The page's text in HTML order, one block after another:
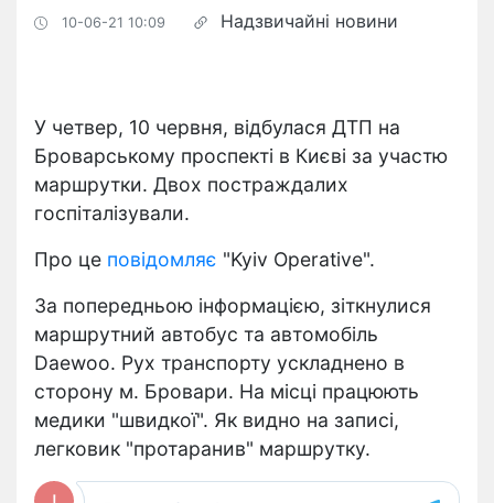
10-06-21 10:09 Надзвичайні новини
У четвер, 10 червня, відбулася ДТП на
Броварському проспекті в Києві за участю
маршрутки. Двох постраждалих
госпіталізували.
Про це повідомляє "Kyiv Operative".
За попередньою інформацією, зіткнулися
маршрутний автобус та автомобіль
Daewoo. Рух транспорту ускладнено в
сторону м. Бровари. На місці працюють
медики "швидкої". Як видно на записі,
легковик "протаранив" маршрутку.